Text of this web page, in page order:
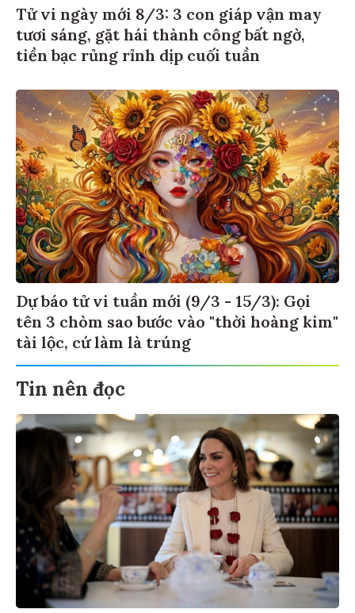
Tử vi ngày mới 8/3: 3 con giáp vận may
tươi sáng, gặt hái thành công bất ngờ,
tiền bạc rủng rỉnh dịp cuối tuần
Dự báo tử vi tuần mới (9/3 - 15/3): Gọi
tên 3 chòm sao bước vào "thời hoàng kim"
tài lộc, cứ làm là trúng
Tin nên đọc